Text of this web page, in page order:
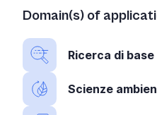
Domain(s) of
Ricerca di base
Scienze